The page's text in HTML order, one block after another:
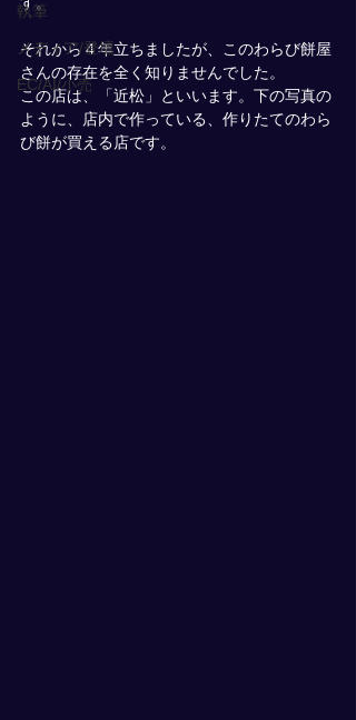
執筆
メディア/登壇
EC/AI/小売
それから４年立ちましたが、このわらび餅屋
さんの存在を全く知りませんでした。
この店は、「近松」といいます。下の写真の
ように、店内で作っている、作りたてのわら
び餅が買える店です。